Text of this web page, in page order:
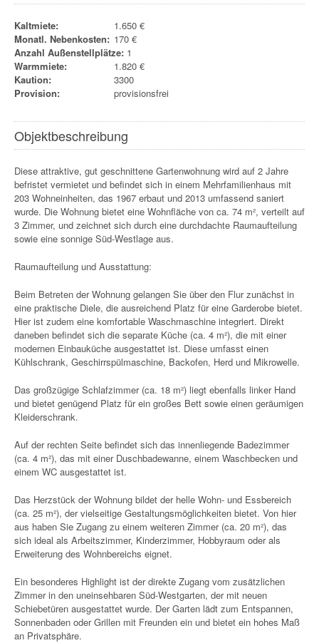
Kaltmiete:
1.650 €
Monatl. Nebenkosten: 170 €
Anzahl Außenstellplätze: 1
Warmmiete:
1.820 €
Kaution:
3300
Provision:
provisionsfrei
Objektbeschreibung
Diese attraktive, gut geschnittene Gartenwohnung wird auf 2 Jahre
befristet vermietet und befindet sich in einem Mehrfamilienhaus mit
203 Wohneinheiten, das 1967 erbaut und 2013 umfassend saniert
wurde. Die Wohnung bietet eine Wohnfläche von ca. 74 m², verteilt auf
3 Zimmer, und zeichnet sich durch eine durchdachte Raumaufteilung
sowie eine sonnige Süd-Westlage aus.
Raumaufteilung und Ausstattung:
Beim Betreten der Wohnung gelangen Sie über den Flur zunächst in
eine praktische Diele, die ausreichend Platz für eine Garderobe bietet.
Hier ist zudem eine komfortable Waschmaschine integriert. Direkt
daneben befindet sich die separate Küche (ca. 4 m²), die mit einer
modernen Einbauküche ausgestattet ist. Diese umfasst einen
Kühlschrank, Geschirrspülmaschine, Backofen, Herd und Mikrowelle.
Das großzügige Schlafzimmer (ca. 18 m²) liegt ebenfalls linker Hand
und bietet genügend Platz für ein großes Bett sowie einen geräumigen
Kleiderschrank.
Auf der rechten Seite befindet sich das innenliegende Badezimmer
(ca. 4 m²), das mit einer Duschbadewanne, einem Waschbecken und
einem WC ausgestattet ist.
Das Herzstück der Wohnung bildet der helle Wohn- und Essbereich
(ca. 25 m²), der vielseitige Gestaltungsmöglichkeiten bietet. Von hier
aus haben Sie Zugang zu einem weiteren Zimmer (ca. 20 m²), das
sich ideal als Arbeitszimmer, Kinderzimmer, Hobbyraum oder als
Erweiterung des Wohnbereichs eignet.
Ein besonderes Highlight ist der direkte Zugang vom zusätzlichen
Zimmer in den uneinsehbaren Süd-Westgarten, der mit neuen
Schiebetüren ausgestattet wurde. Der Garten lädt zum Entspannen,
Sonnenbaden oder Grillen mit Freunden ein und bietet ein hohes Maß
an Privatsphäre.